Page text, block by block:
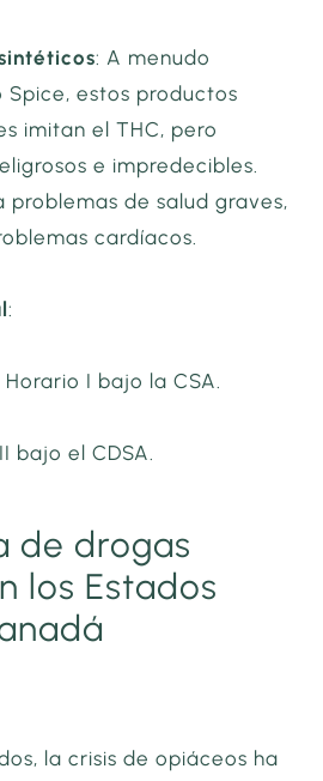
: A menudo
Spice, estos productos
imitan el THC, pero
e impredecibles.
problemas de salud graves,
cardíacos.
:
Horario I bajo la CSA.
bajo el CDSA.
de drogas
los Estados
la crisis de opiáceos ha